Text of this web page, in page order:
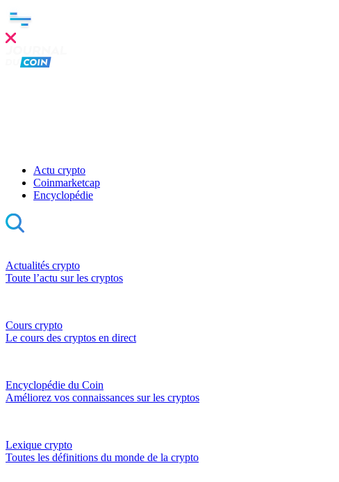
Actu crypto
Coinmarketcap
Encyclopédie
Actualités crypto
Toute l’actu sur les cryptos
Cours crypto
Le cours des cryptos en direct
Encyclopédie du Coin
Améliorez vos connaissances sur les cryptos
Lexique crypto
Toutes les définitions du monde de la crypto